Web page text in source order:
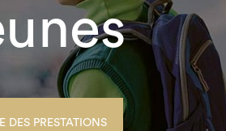
DES PRESTATIONS